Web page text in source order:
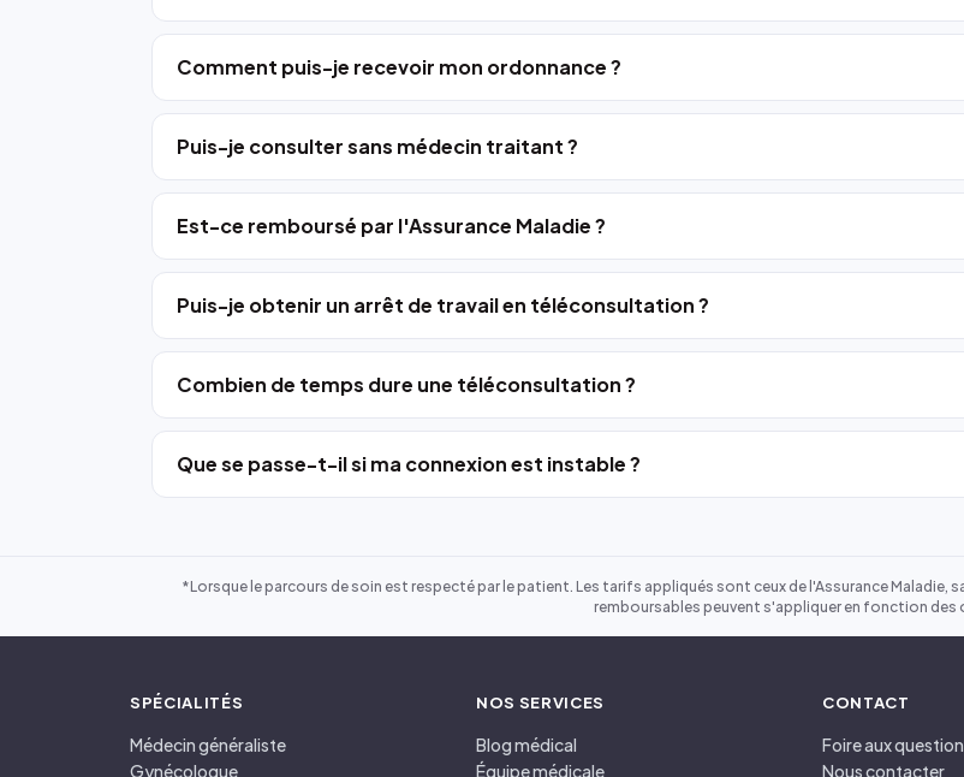
Comment puis-je recevoir mon ordonnance ?
Puis-je consulter sans médecin traitant ?
Est-ce remboursé par l'Assurance Maladie ?
Puis-je obtenir un arrêt de travail en téléconsultation ?
Combien de temps dure une téléconsultation ?
Que se passe-t-il si ma connexion est instable ?
*Lorsque le parcours de soin est respecté par le patient. Les tarifs appliqués sont ceux de l'Assurance Maladie,
remboursables peuvent s'appliquer en fonction des
SPÉCIALITÉS
Médecin généraliste
Gynécologue
NOS SERVICES
Blog médical
Équipe médicale
CONTACT
Foire aux
Nous contacter